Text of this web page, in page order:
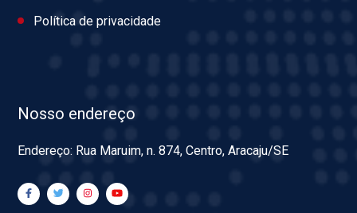
Política de privacidade
Nosso endereço
Endereço: Rua Maruim, n. 874, Centro, Aracaju/SE